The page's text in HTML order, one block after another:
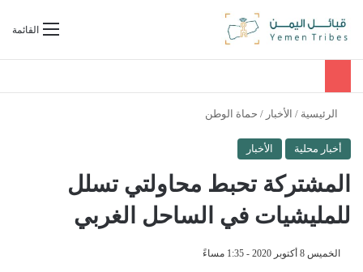
القائمةبحث عن
الرئيسية / الأخبار / حماة الوطن
أخبار محلية الأخبار
المشتركة تحبط محاولتي تسلل
للمليشيات في الساحل الغربي
الخميس 8 أكتوبر 2020 - 1:35 مساءً